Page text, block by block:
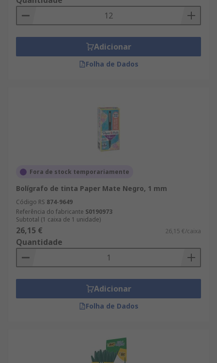
Adicionar
Folha de Dados
Fora de stock temporariamente
Bolígrafo de tinta Paper Mate Negro, 1 mm
Código RS 874-9649
Referência do fabricante S0190973
Subtotal (1 caixa de 1 unidade)
26,15 € 26,15 €/caixa
Quantidade
Adicionar
Folha de Dados